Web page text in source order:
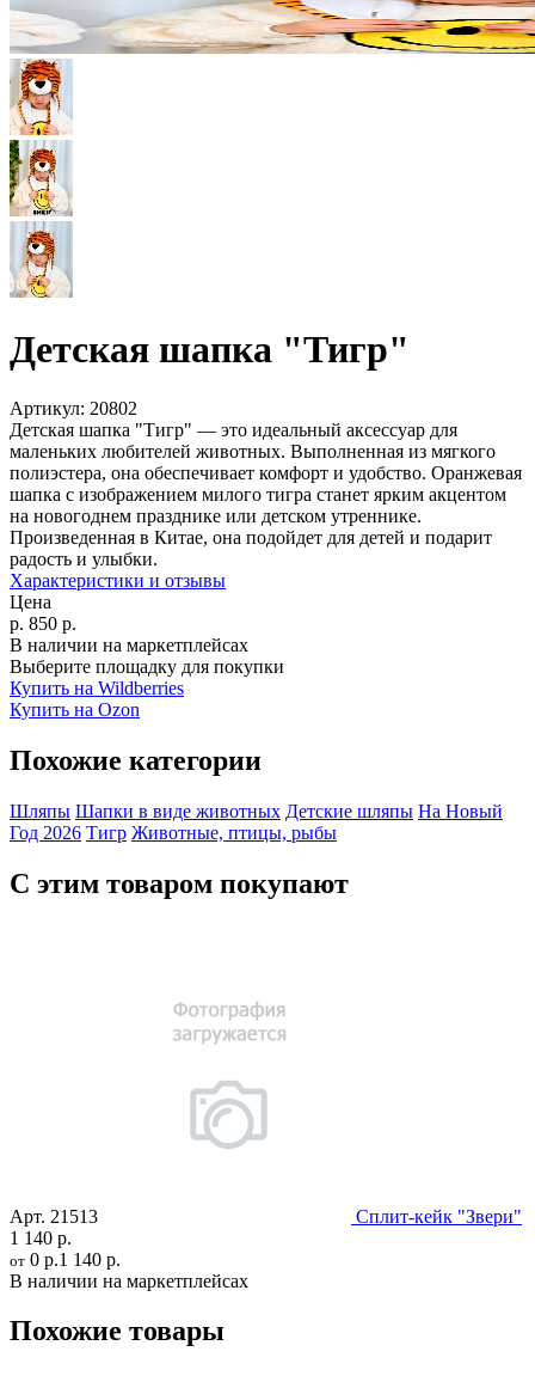
Детская шапка "Тигр"
Артикул: 20802
Детская шапка "Тигр" — это идеальный аксессуар для
маленьких любителей животных. Выполненная из мягкого
полиэстера, она обеспечивает комфорт и удобство. Оранжевая
шапка с изображением милого тигра станет ярким акцентом
на новогоднем празднике или детском утреннике.
Произведенная в Китае, она подойдет для детей и подарит
радость и улыбки.
Характеристики и отзывы
Цена
р. 850 р.
В наличии на маркетплейсах
Выберите площадку для покупки
Купить на Wildberries
Купить на Ozon
Похожие категории
Шляпы Шапки в виде животных Детские шляпы На Новый
Год 2026 Тигр Животные, птицы, рыбы
С этим товаром покупают
Арт. 21513
Сплит-кейк "Звери"
1 140 р.
от 0 р.1 140 р.
В наличии на маркетплейсах
Похожие товары